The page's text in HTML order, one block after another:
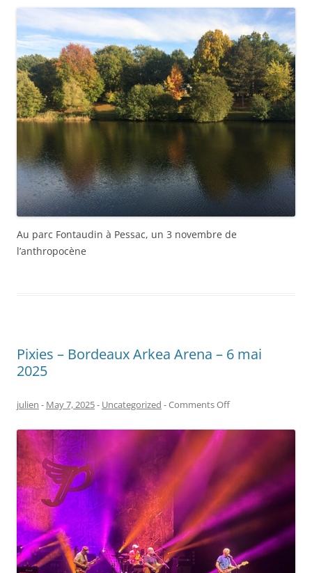
parc
Fontaudin
Au parc Fontaudin à Pessac, un 3 novembre de
l’anthropocène
Pixies – Bordeaux Arkea Arena – 6 mai
2025
julien - May 7, 2025- Uncategorized -Comments Offon
Arkea
Arena
–
6
mai
2025